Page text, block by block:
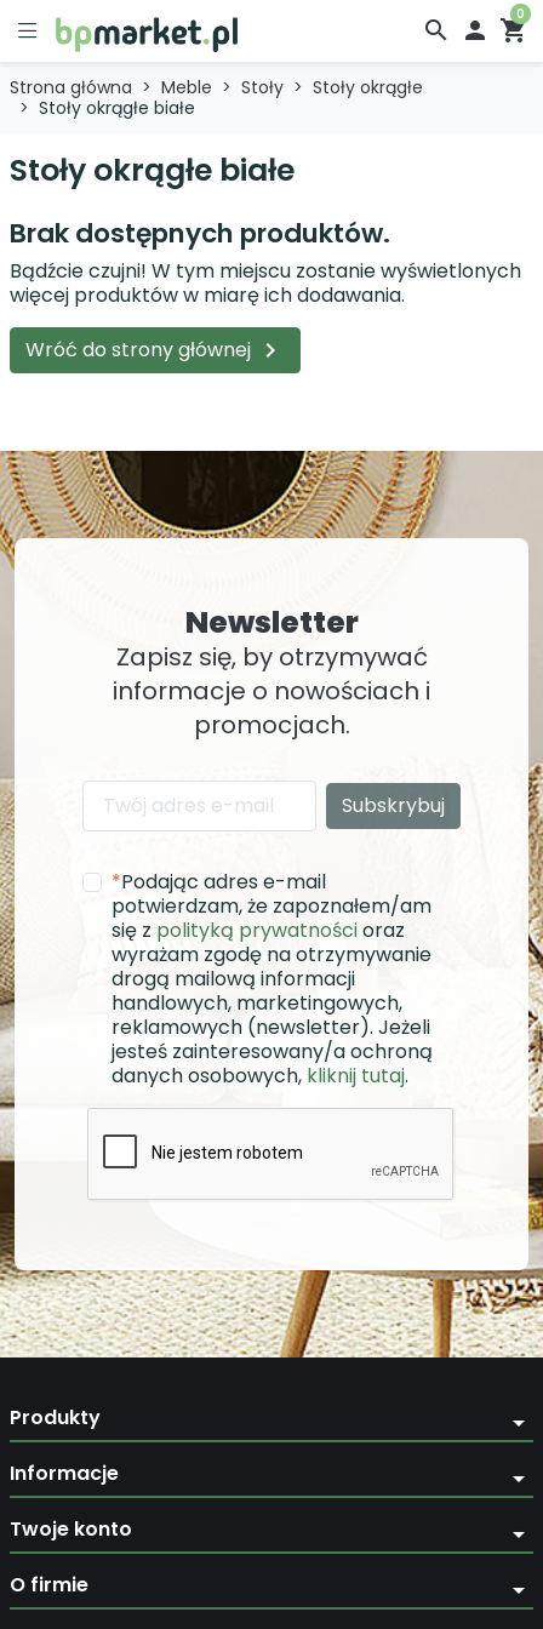
search  shopping_cart
0
Strona główna Meble Stoły
Stoły okrągłe
Stoły okrągłe białe
Stoły okrągłe białe
Brak dostępnych produktów.
Bądźcie czujni! W tym miejscu zostanie wyświetlonych
więcej produktów w miarę ich dodawania.
Wróć do strony głównej 
Newsletter
Zapisz się, by otrzymywać
informacje o nowościach i
promocjach.
*Podając adres e-mail
potwierdzam, że zapoznałem/am
się z polityką prywatnościoraz
wyrażam zgodę na otrzymywanie
drogą mailową informacji
handlowych, marketingowych,
reklamowych (newsletter). Jeżeli
jesteś zainteresowany/a ochroną
danych osobowych, kliknij tutaj.
Produkty arrow_drop_down
Informacje arrow_drop_down
Twoje konto arrow_drop_down
O firmie arrow_drop_down